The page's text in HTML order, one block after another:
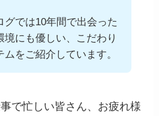
グでは10年間で出会った
境にも優しい、こだわり
ムをご紹介しています。
で忙しい皆さん、お疲れ様